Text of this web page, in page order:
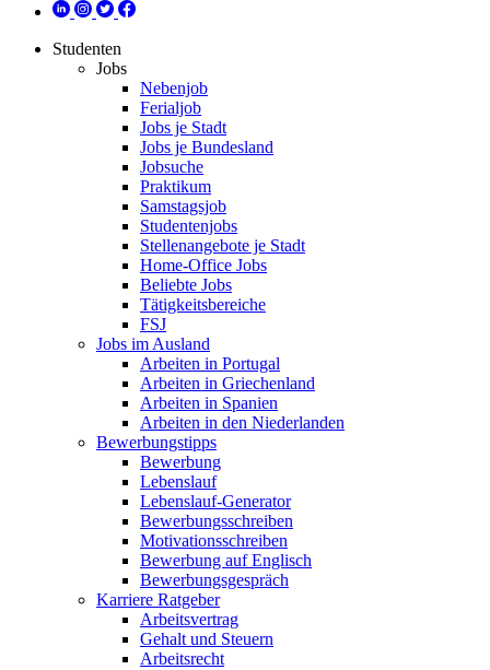
Studenten
Jobs
Nebenjob
Ferialjob
Jobs je Stadt
Jobs je Bundesland
Jobsuche
Praktikum
Samstagsjob
Studentenjobs
Stellenangebote je Stadt
Home-Office Jobs
Beliebte Jobs
Tätigkeitsbereiche
FSJ
Jobs im Ausland
Arbeiten in Portugal
Arbeiten in Griechenland
Arbeiten in Spanien
Arbeiten in den Niederlanden
Bewerbungstipps
Bewerbung
Lebenslauf
Lebenslauf-Generator
Bewerbungsschreiben
Motivationsschreiben
Bewerbung auf Englisch
Bewerbungsgespräch
Karriere Ratgeber
Arbeitsvertrag
Gehalt und Steuern
Arbeitsrecht